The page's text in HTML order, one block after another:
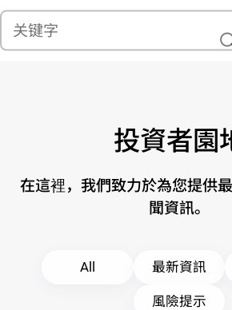
聯繫我們
貨
產
理
險
投資者園
在這裡，我們致力於為您提供
聞資訊。
All 最新資訊
風險提示